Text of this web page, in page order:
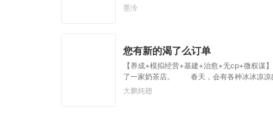
墨泠
您有新的渴了么订单
【养成+模拟经营+基建+治愈+无cp+微权
了一家奶茶店。 春天，会有各种冰冰凉凉
大鹏炖翅